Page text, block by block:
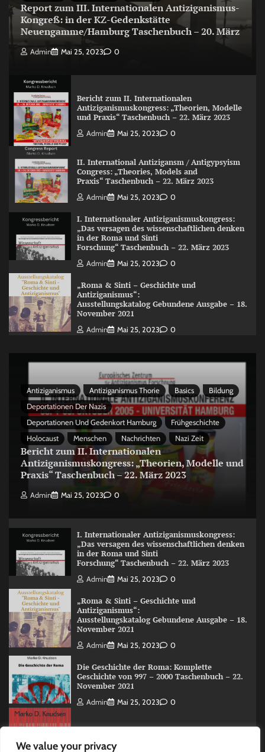
We value your privacy
Report zum III. Internationalen Antiziganismus-
Kongreß: in der KZ-Gedenkstätte
Neuengamme/Hamburg Taschenbuch – 20. März
Admin Mai 25, 2023 0
Bericht zum II. Internationalen
Antiziganismuskongress: „Theorien, Modelle
und Praxis“ Taschenbuch – 22. März 2023
Admin Mai 25, 2023 0
II. International Antizigansm / Antigypsyism
Congress: „Theories, Models and
Praxis“ Taschenbuch – 22. März 2023
Admin Mai 25, 2023 0
I. Internationaler Antiziganismuskongress:
„Das versagen des wissenschaftlichen denken
in der Roma und Sinti
Forschung“ Taschenbuch – 22. März 2023
Admin Mai 25, 2023 0
„Roma & Sinti – Geschichte und
Antiziganismus“:
Ausstellungskatalog Gebundene Ausgabe – 18.
November 2021
Admin Mai 25, 2023 0
Antiziganismus Antiziganismus Thorie Basics
Bildung
Deportationen Der Nazis
Deportationen Und Gedenkort Hamburg
Frühgeschichte
Holocaust
Menschen Nachrichten Nazi Zeit
Bericht zum II. Internationalen
Antiziganismuskongress: „Theorien, Modelle und
Praxis“ Taschenbuch – 22. März 2023
Admin Mai 25, 2023 0
I. Internationaler Antiziganismuskongress:
„Das versagen des wissenschaftlichen denken
in der Roma und Sinti
Forschung“ Taschenbuch – 22. März 2023
Admin Mai 25, 2023 0
„Roma & Sinti – Geschichte und
Antiziganismus“:
Ausstellungskatalog Gebundene Ausgabe – 18.
November 2021
Admin Mai 25, 2023 0
Die Geschichte der Roma: Komplette
Geschichte von 997 – 2000 Taschenbuch – 22.
November 2021
Admin Mai 25, 2023 0
The Roma (Romani) History: A Overview 997
-2000 Taschenbuch – 15. Juni 2020